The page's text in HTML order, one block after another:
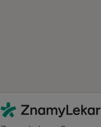
Kontakt
ZnamyLekar - Hlavní stránka